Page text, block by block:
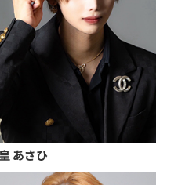
皇 あさひ